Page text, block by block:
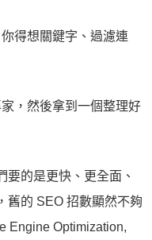
得想關鍵字、過濾連
，然後拿到一個整理好
的是更快、更全面、
舊的 SEO 招數顯然不夠
Engine Optimization,